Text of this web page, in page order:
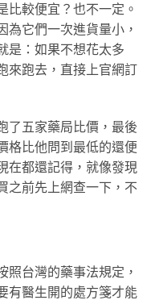
比較便宜？也不一定。
為它們一次進貨量小，
是：如果不想花太多
來跑去，直接上官網訂
了五家藥局比價，最後
格比他問到最低的還便
在都還記得，就像發現
之前先上網查一下，不
照台灣的藥事法規定，
有醫生開的處方箋才能